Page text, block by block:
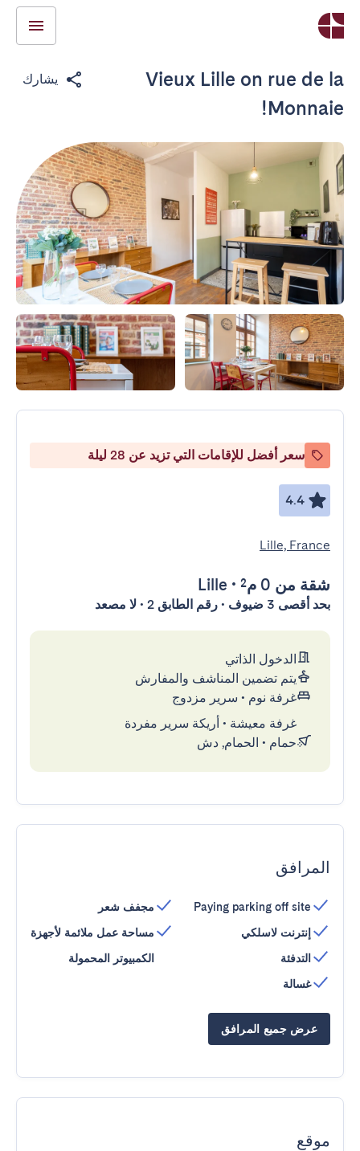
Vieux Lille on rue de la
Monnaie!
يشارك
سعر أفضل للإقامات التي تزيد عن 28 ليلة
4.4
Lille, France
شقة من 0 م² •
Lille
بحد أقصى 3 ضيوف • رقم الطابق 2 • لا مصعد
الدخول الذاتي
يتم تضمين المناشف والمفارش
غرفة نوم • سرير مزدوج
غرفة معيشة • أريكة سرير مفردة
حمام • الحمام, دش
المرافق
Paying parking off site
إنترنت لاسلكي
التدفئة
غسالة
مجفف شعر
مساحة عمل ملائمة لأجهزة
الكمبيوتر المحمولة
عرض جميع المرافق
موقع